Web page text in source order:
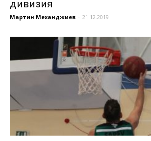
дивизия
Мартин Механджиев - 21.12.2019